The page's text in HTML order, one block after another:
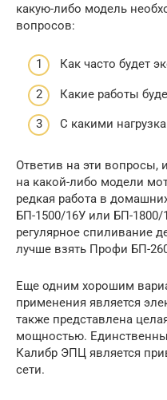
какую-либо модель
вопросов:
Как часто будет
Какие работы
С какими
Ответив на эти вопросы,
на какой-либо модели
редкая работа в
БП-1500/16У или БП-1800/
регулярное спиливание
лучше взять Профи БП-
Еще одним хорошим
применения является
также представлена
мощностью.
Калибр ЭПЦ является
сети.